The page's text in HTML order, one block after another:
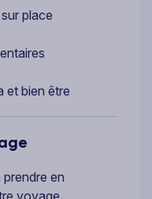
place
et bien être
en
voyage.